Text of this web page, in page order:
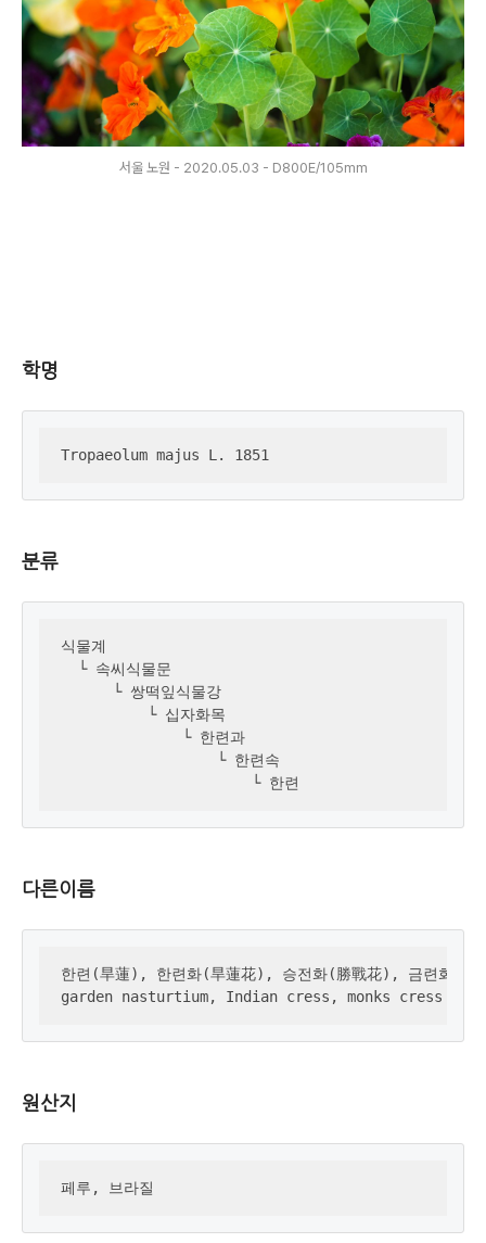
서울 노원 - 2020.05.03 - D800E/105mm
학명
Tropaeolum majus L. 1851
분류
식물계
  └ 속씨식물문
      └ 쌍떡잎식물강
          └ 십자화목
              └ 한련과
                  └ 한련속
                      └ 한련
다른이름
한련(旱蓮), 한련화(旱蓮花), 승전화(勝戰花), 금련화,
garden nasturtium, Indian cress, monks cress
원산지
페루, 브라질